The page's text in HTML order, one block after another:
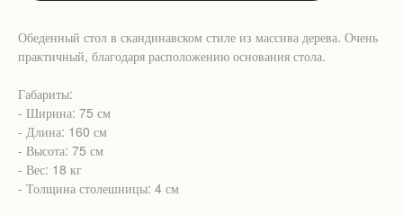
Обеденный стол в скандинавском стиле из массива дерева. Очень
практичный, благодаря расположению основания стола.
Габариты:
- Ширина: 75 см
- Длина: 160 см
- Высота: 75 см
- Вес: 18 кг
- Толщина столешницы: 4 см